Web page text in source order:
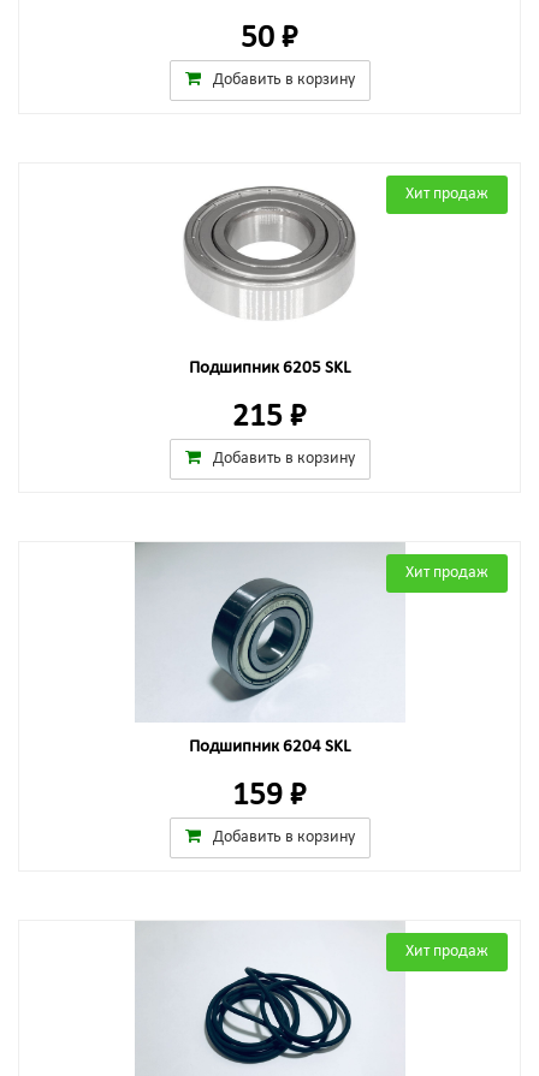
50 ₽
Добавить в корзину
Хит продаж
Подшипник 6205 SKL
215 ₽
Добавить в корзину
Хит продаж
Подшипник 6204 SKL
159 ₽
Добавить в корзину
Хит продаж